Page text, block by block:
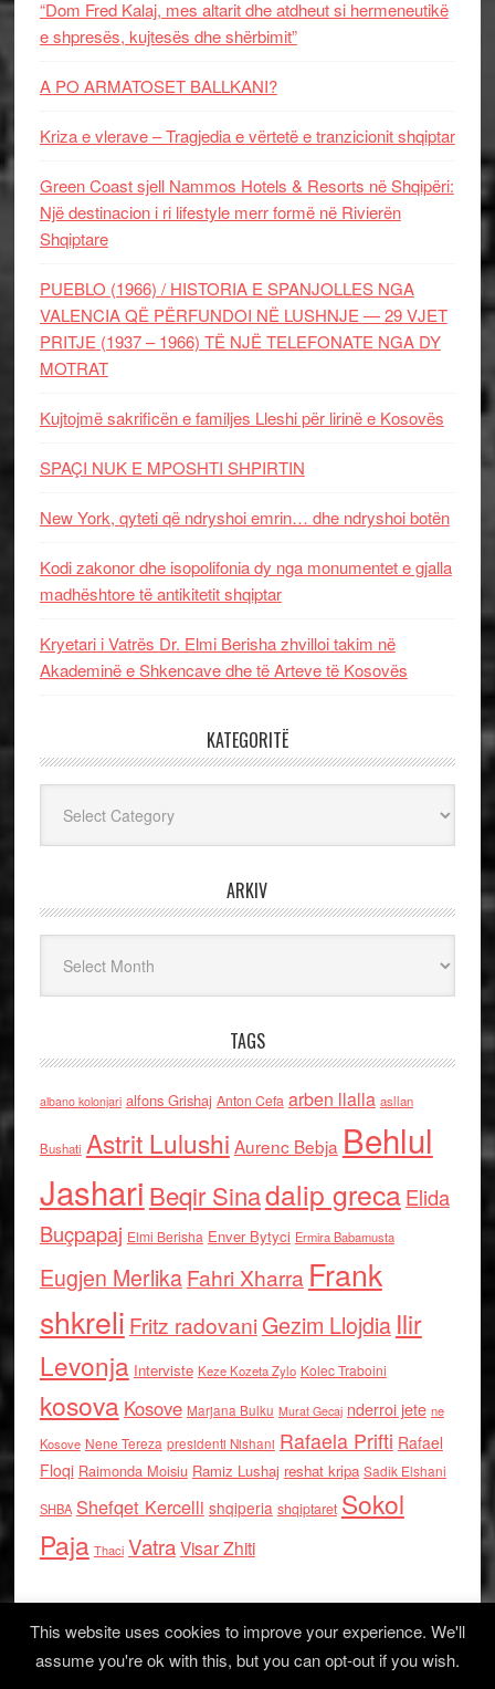
“Dom Fred Kalaj, mes altarit dhe atdheut si hermeneutikë
e shpresës, kujtesës dhe shërbimit”
A PO ARMATOSET BALLKANI?
Kriza e vlerave – Tragjedia e vërtetë e tranzicionit shqiptar
Green Coast sjell Nammos Hotels & Resorts në Shqipëri:
Një destinacion i ri lifestyle merr formë në Rivierën
Shqiptare
PUEBLO (1966) / HISTORIA E SPANJOLLES NGA
VALENCIA QË PËRFUNDOI NË LUSHNJE — 29 VJET
PRITJE (1937 – 1966) TË NJË TELEFONATE NGA DY
MOTRAT
Kujtojmë sakrificën e familjes Lleshi për lirinë e Kosovës
SPAÇI NUK E MPOSHTI SHPIRTIN
New York, qyteti që ndryshoi emrin… dhe ndryshoi botën
Kodi zakonor dhe isopolifonia dy nga monumentet e gjalla
madhështore të antikitetit shqiptar
Kryetari i Vatrës Dr. Elmi Berisha zhvilloi takim në
Akademinë e Shkencave dhe të Arteve të Kosovës
KATEGORITË
ARKIV
TAGS
albano kolonjari alfons Grishaj Anton Cefa arben llalla asllan
Bushati Astrit Lulushi Aurenc Bebja Behlul
Jashari Beqir Sinadalip grecaElida
Buçpapaj Elmi Berisha Enver Bytyci Ermira Babamusta
Eugjen MerlikaFahri Xharra Frank
shkreli Fritz radovaniGezim Llojdia Ilir
Levonja Interviste Keze Kozeta Zylo Kolec Traboini
kosova Kosove Marjana Bulku Murat Gecaj nderroi jete ne
Kosove Nene Tereza presidenti Nishani Rafaela Prifti Rafael
Floqi Raimonda Moisiu Ramiz Lushaj reshat kripa Sadik Elshani
SHBA Shefqet Kercelli shqiperia shqiptaret Sokol
Paja Thaci VatraVisar Zhiti
This website uses cookies to improve your experience. We'll
assume you're ok with this, but you can opt-out if you wish.